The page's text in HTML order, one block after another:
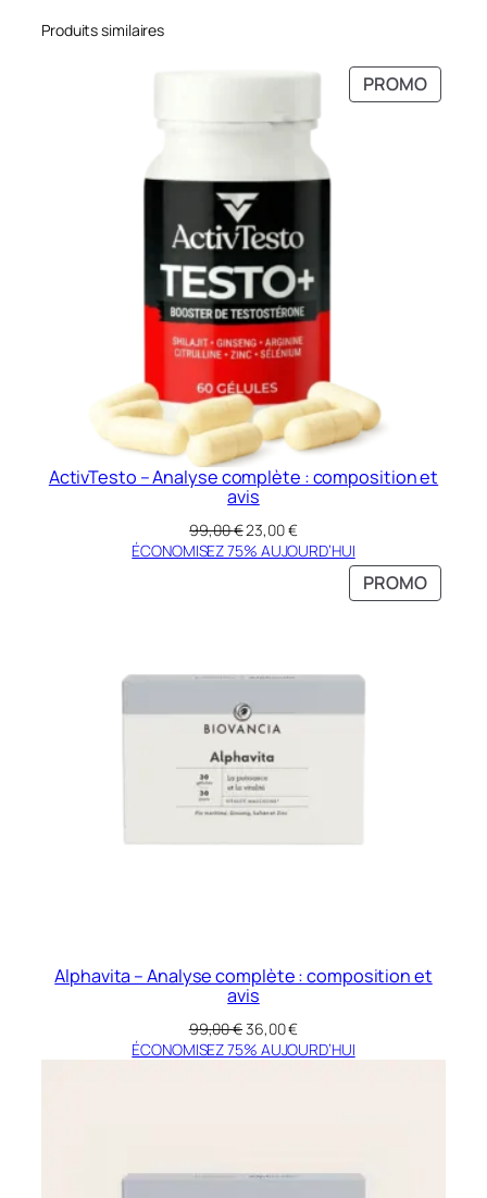
Produits similaires
PROMO
EN
ActivTesto – Analyse complète : composition et
avis
99,00€Le
prix
23,00€Le
prix
ÉCONOMISEZ 75% AUJOURD’HUI
PROMO
EN
Alphavita – Analyse complète : composition et
avis
99,00€Le
prix
36,00€Le
prix
ÉCONOMISEZ 75% AUJOURD’HUI